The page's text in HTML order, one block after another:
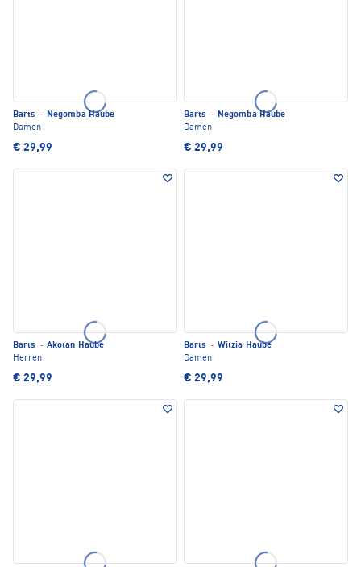
Barts · Negomba Haube
Damen
€ 29,99
Barts · Negomba Haube
Damen
€ 29,99
Barts · Akotan Haube
Herren
€ 29,99
Barts · Witzia Haube
Damen
€ 29,99